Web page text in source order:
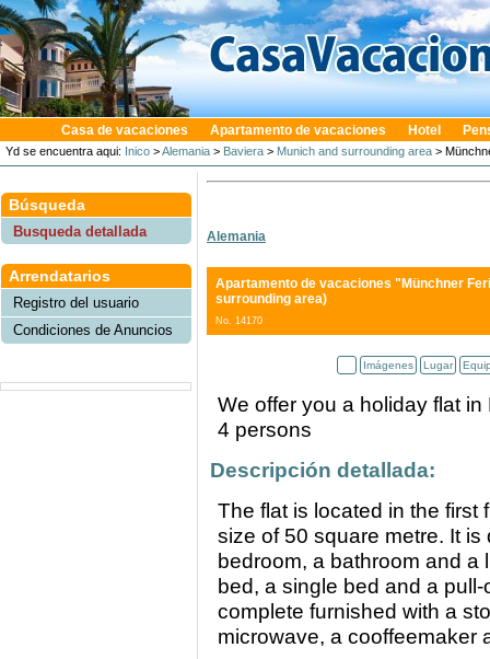
Casa de vacaciones Apartamento de vacaciones Hotel
Yd se encuentra aqui: Inico >Alemania > Baviera > Munich and surrounding area >
Búsqueda
Busqueda detallada
Arrendatarios
Registro del usuario
Condiciones de Anuncios
Alemania
Apartamento de vacaciones "Münchner
surrounding area)
No. 14170
Imágenes Lugar
We offer you a holiday flat
4 persons
Descripción detallada:
The flat is located in the first
size of 50 square metre. It
bedroom, a bathroom and a
bed, a single bed and a
complete furnished with a
microwave, a cooffeemaker